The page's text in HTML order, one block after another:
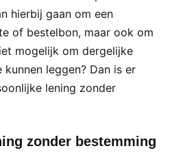
hierbij gaan om een
of bestelbon, maar ook om
mogelijk om dergelijke
leggen? Dan is er
lening zonder
zonder bestemming